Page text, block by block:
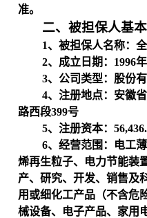
准。
二、被担保人基
1、被担保人名称：
2、成立日期： 1996年
3、公司类型：股份
4、注册地点：安徽
路西段399号
5、注册资本：
6、经营范围：电工
烯再生粒子、电力节能装
产、研究、开发、销售及
用或细化工产品（不含危
械设备、电子产品、家用